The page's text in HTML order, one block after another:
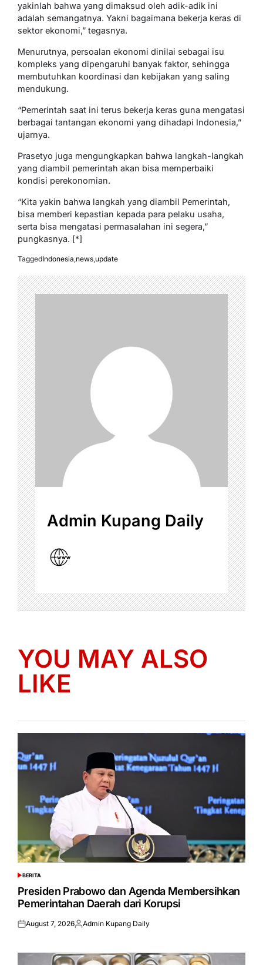
yakinlah bahwa yang dimaksud oleh adik-adik ini
adalah semangatnya. Yakni bagaimana bekerja keras di
sektor ekonomi,” tegasnya.
Menurutnya, persoalan ekonomi dinilai sebagai isu
kompleks yang dipengaruhi banyak faktor, sehingga
membutuhkan koordinasi dan kebijakan yang saling
mendukung.
“Pemerintah saat ini terus bekerja keras guna mengatasi
berbagai tantangan ekonomi yang dihadapi Indonesia,”
ujarnya.
Prasetyo juga mengungkapkan bahwa langkah-langkah
yang diambil pemerintah akan bisa memperbaiki
kondisi perekonomian.
“Kita yakin bahwa langkah yang diambil Pemerintah,
bisa memberi kepastian kepada para pelaku usaha,
serta bisa mengatasi permasalahan ini segera,”
pungkasnya. [*]
TaggedIndonesia,news,update
Admin Kupang Daily
YOU MAY ALSO
LIKE
POSTED
IN
BERITA
Presiden Prabowo dan Agenda Membersihkan
Pemerintahan Daerah dari Korupsi
Posted
August 7, 2026Posted
Admin Kupang Daily